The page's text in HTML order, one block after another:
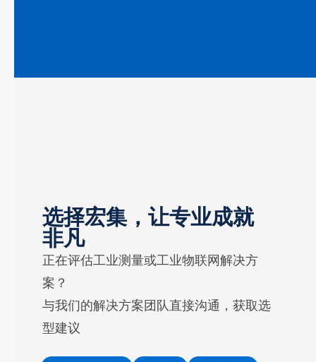
选择宏集，让专业成就
非凡
正在评估工业测量或工业物联网解决方
案？
与我们的解决方案团队直接沟通，获取选
型建议